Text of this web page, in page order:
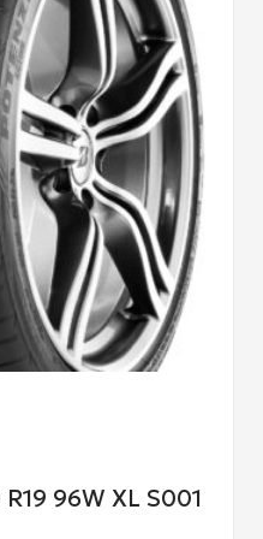
96W XL S001